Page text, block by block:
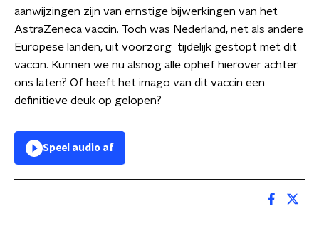
aanwijzingen zijn van ernstige bijwerkingen van het
AstraZeneca vaccin. Toch was Nederland, net als andere
Europese landen, uit voorzorg tijdelijk gestopt met dit
vaccin. Kunnen we nu alsnog alle ophef hierover achter
ons laten? Of heeft het imago van dit vaccin een
definitieve deuk op gelopen?
Speel audio af